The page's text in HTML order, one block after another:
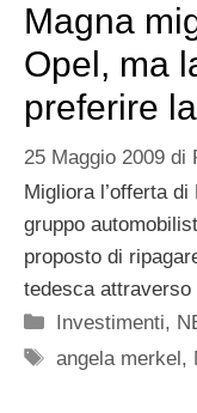
Magna
Opel, ma
preferire
25 Maggio 2009 di
Migliora l’offerta
gruppo
proposto di
tedesca attraverso
Categorie
Investimenti,
Tag
angela merkel,